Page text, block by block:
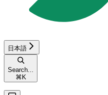
日本語
Search...
⌘ K